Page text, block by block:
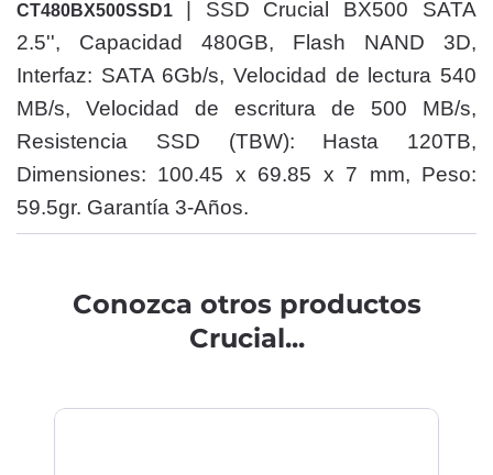
CT480BX500SSD1
| SSD Crucial BX500 SATA
2.5'', Capacidad 480GB, Flash NAND 3D,
Interfaz: SATA 6Gb/s, Velocidad de lectura 540
MB/s, Velocidad de escritura de 500 MB/s,
Resistencia SSD (TBW): Hasta 120TB,
Dimensiones: 100.45 x 69.85 x 7 mm, Peso:
59.5gr. Garantía 3-Años.
Conozca otros productos
Crucial...